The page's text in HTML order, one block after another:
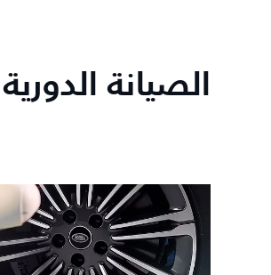
الصيانة